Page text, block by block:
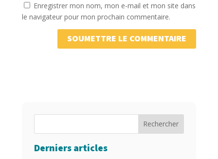
Enregistrer mon nom, mon e-mail et mon site dans
le navigateur pour mon prochain commentaire.
SOUMETTRE LE COMMENTAIRE
Rechercher
Derniers articles